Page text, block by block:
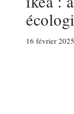
16 février 2025